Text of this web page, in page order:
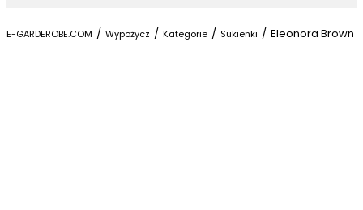
E-GARDEROBE.COM / Wypożycz / Kategorie / Sukienki / Eleonora Brown